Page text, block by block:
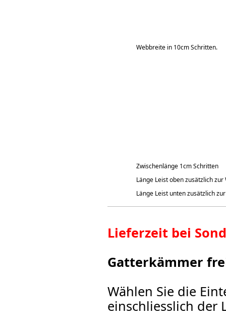
Webbreite in 10cm Schritten.
Zwischenlänge 1cm Schritten
Länge Leist oben zusätzlich
Länge Leist unten zusätzlich
Lieferzeit bei
Gatterkämmer
Wählen Sie die
einschliesslich der